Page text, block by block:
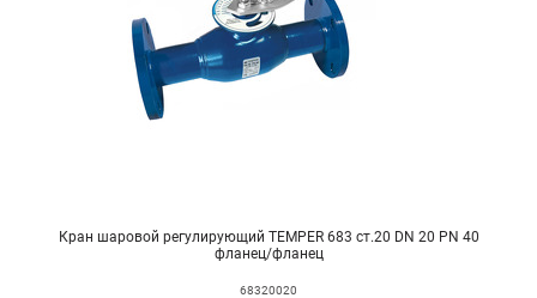
Кран шаровой регулирующий TEMPER 683 ст.20 DN 20 PN 40
фланец/фланец
68320020